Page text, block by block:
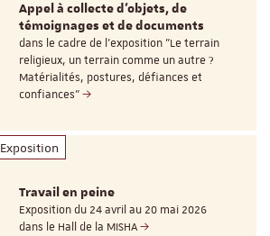
Appel à collecte d'objets, de
témoignages et de documents
dans le cadre de l'exposition "Le terrain
religieux, un terrain comme un autre ?
Matérialités, postures, défiances et
confiances"
Exposition
Travail en peine
Exposition du 24 avril au 20 mai 2026
dans le Hall de la MISHA